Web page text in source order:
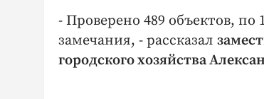
- Проверено 489 объектов,
замечания, - рассказал
городского хозяйства